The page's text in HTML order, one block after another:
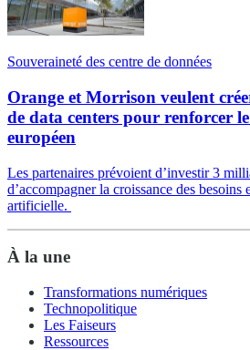
Souveraineté des centre de données
Orange et Morrison veulent
de data centers pour renforcer
européen
Les partenaires prévoient d’investir 3
d’accompagner la croissance des
artificielle.
À la une
Transformations numériques
Technopolitique
Les Faiseurs
Ressources